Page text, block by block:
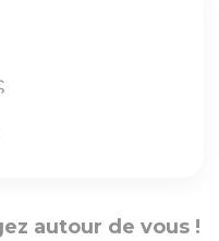
autour de vous !